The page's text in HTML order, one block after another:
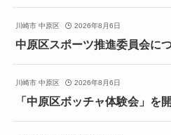
川崎市 中原区 2026年8月6日
中原区スポーツ推進委員会に
川崎市 中原区 2026年8月6日
「中原区ボッチャ体験会」を